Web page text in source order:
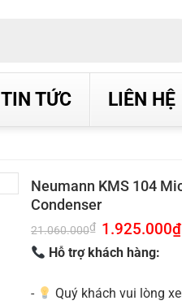
TIN TỨC LIÊN HỆ
Neumann KMS 104
Condenser
21.060.000₫ Giá
gốc
là:
21.060.000₫.
1.925.000₫
Hỗ trợ khách hàng:
-
Quý khách vui lòng